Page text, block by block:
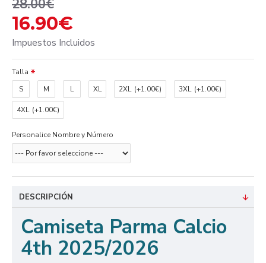
16.90€
28.00€
Impuestos Incluidos
Talla
S
M L XL 2XL (+1.00€) 3XL (+1.00€)
4XL (+1.00€)
Personalice Nombre y Número
DESCRIPCIÓN
Camiseta Parma Calcio
4th 2025/2026